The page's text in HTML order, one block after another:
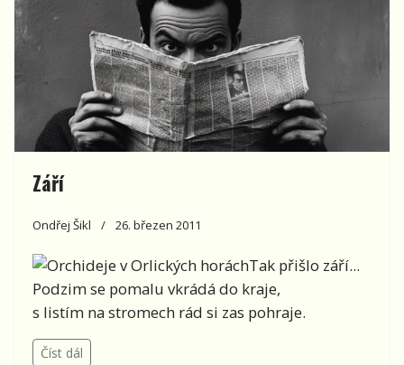
Září
Ondřej Šikl 26. březen 2011
Tak přišlo září...
Podzim se pomalu vkrádá do kraje,
s listím na stromech rád si zas pohraje.
Číst dál